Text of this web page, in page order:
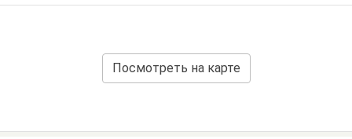
Посмотреть на карте